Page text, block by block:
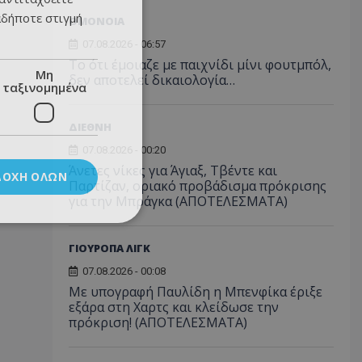
ΟΜΟΝΟΙΑ
07.08.2026 - 06:57
Το ότι έμοιαζε με παιχνίδι μίνι φουτμπόλ,
δεν αποτελεί δικαιολογία…
07.08.2026 - 00:20
Άνετες νίκες για Άγιαξ, Τβέντε και
Παρτίζαν, οριακό προβάδισμα πρόκρισης
για την Μπράγκα (ΑΠΟΤΕΛΕΣΜΑΤΑ)
ΓΙΟΥΡΟΠΑ ΛΙΓΚ
07.08.2026 - 00:08
Με υπογραφή Παυλίδη η Μπενφίκα έριξε
εξάρα στη Χαρτς και κλείδωσε την
πρόκριση! (ΑΠΟΤΕΛΕΣΜΑΤΑ)
στιγμή
Μη
ταξινομημένα
ΌΛΩΝ